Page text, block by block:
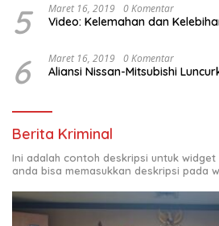
5 Maret 16, 2019 0 Komentar
Video: Kelemahan dan
6 Maret 16, 2019 0 Komentar
Aliansi Nissan-Mitsubishi
Berita Kriminal
Ini adalah contoh deskripsi untuk
anda bisa memasukkan deskripsi pada